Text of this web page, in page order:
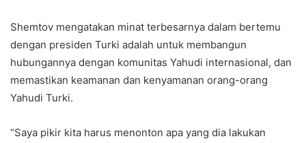
Shemtov mengatakan minat terbesarnya dalam bertemu
dengan presiden Turki adalah untuk membangun
hubungannya dengan komunitas Yahudi internasional, dan
memastikan keamanan dan kenyamanan orang-orang
Yahudi Turki.
“Saya pikir kita harus menonton apa yang dia lakukan